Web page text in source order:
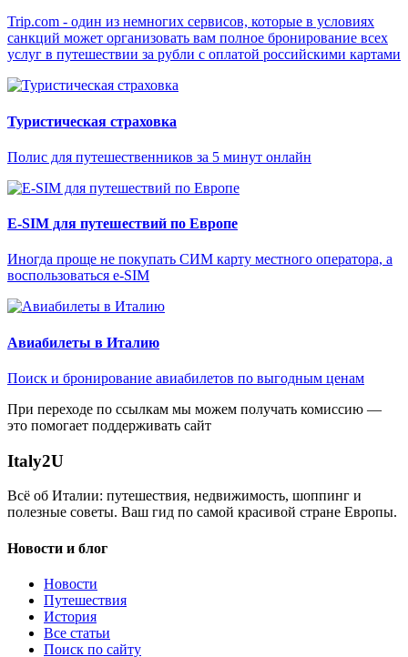
Trip.com - один из немногих сервисов, которые в условиях
санкций может организовать вам полное бронирование всех
услуг в путешествии за рубли с оплатой российскими картами
Туристическая страховка
Полис для путешественников за 5 минут онлайн
E-SIM для путешествий по Европе
Иногда проще не покупать СИМ карту местного оператора, а
воспользоваться e-SIM
Авиабилеты в Италию
Поиск и бронирование авиабилетов по выгодным ценам
При переходе по ссылкам мы можем получать комиссию —
это помогает поддерживать сайт
Italy2U
Всё об Италии: путешествия, недвижимость, шоппинг и
полезные советы. Ваш гид по самой красивой стране Европы.
Новости и блог
Новости
Путешествия
История
Все статьи
Поиск по сайту